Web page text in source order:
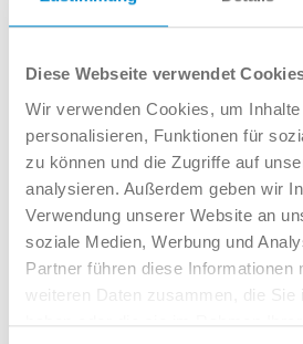
Diese Webseite verwendet
Wir verwenden Cookies, um
personalisieren, Funktionen für
zu können und die Zugriffe auf
analysieren. Außerdem geben wir
Verwendung unserer Website an
soziale Medien, Werbung und
Partner führen diese Informationen
weiteren Daten zusammen, die Sie
haben oder die sie im Rahmen
Lars
Verkauf GW
02381 7998-
Oder gern direkt
Telefon: